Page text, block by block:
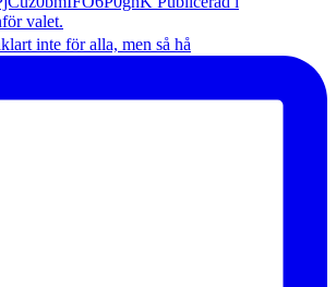
inte för alla, men så hå